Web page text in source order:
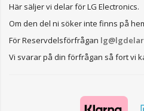
Här säljer vi delar för LG Electronics.
Om den del ni söker inte finns på
För Reservdelsförfrågan
Vi svarar på din förfrågan så fort vi